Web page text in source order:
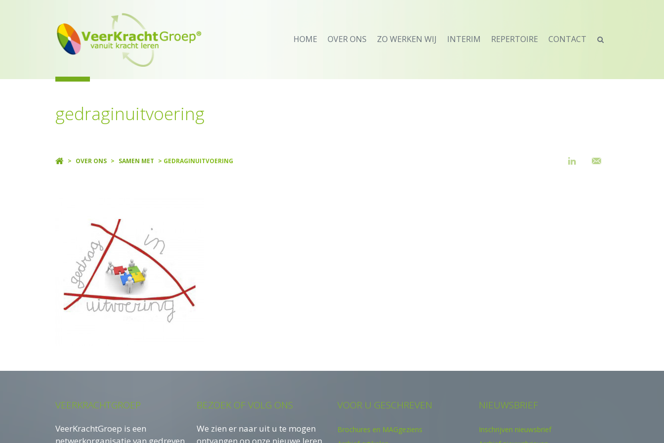
HOME OVER ONS ZO WERKEN WIJ INTERIM REPERTOIRE CONTACT
gedraginuitvoering
> OVER ONS > SAMEN MET > GEDRAGINUITVOERING
VEERKRACHTGROEP
VeerKrachtGroep is een
BEZOEK OF VOLG ONS
We zien er naar uit u te mogen
VOOR U GESCHREVEN
Brochures en MAGgeziens
NIEUWSBRIEF
Inschrijven nieuwsbrief